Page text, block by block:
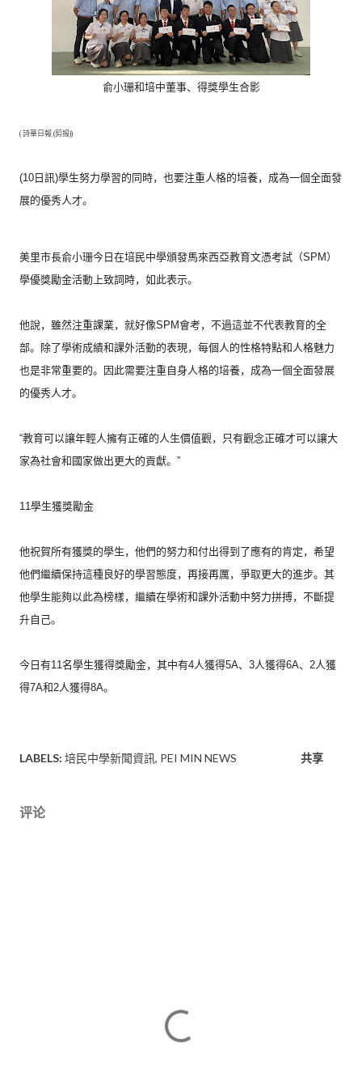
俞小珊和培中董事、得獎學生合影
( 詩華日報 (剪报))
(10日訊)學生努力學習的同時，也要注重人格的培養， 成為一個全面發
展的優秀人才。
美里市長俞小珊今日在培民中學頒發馬來西亞教育文憑考試（SPM）
學優獎勵金活動上致詞時，如此表示。
他說，雖然注重課業，就好像SPM會考， 不過這並不代表教育的全
部。除了學術成績和課外活動的表現， 每個人的性格特點和人格魅力
也是非常重要的。
因此需要注重自身人格的培養，成為一個全面發展
的優秀人才。
“教育可以讓年輕人擁有正確的人生價值觀，
只有觀念正確才可以讓大
家為社會和國家做出更大的貢獻。”
11學生獲獎勵金
他祝賀所有獲獎的學生，他們的努力和付出得到了應有的肯定， 希望
他們繼續保持這種良好的學習態度，再接再厲， 爭取更大的進步。其
他學生能夠以此為榜樣， 繼續在學術和課外活動中努力拼搏，不斷提
升自己。
今日有11名學生獲得獎勵金，其中有4人獲得5A、 3人獲得6A、2人獲
得7A和2人獲得8A。
LABELS: 培民中學新聞資訊 PEI MIN NEWS 共享
评论